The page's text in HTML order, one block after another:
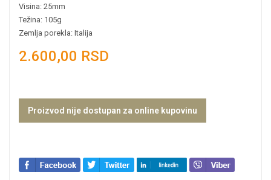
Visina: 25mm
Težina: 105g
Zemlja porekla: Italija
2.600,00 RSD
Proizvod nije dostupan za online kupovinu